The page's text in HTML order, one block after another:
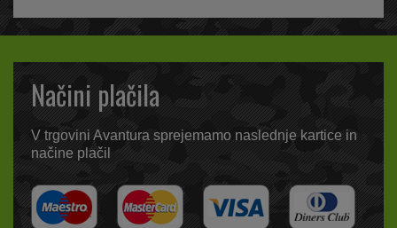
Načini plačila
V trgovini Avantura sprejemamo naslednje kartice in
načine plačil